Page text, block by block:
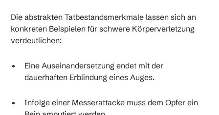
Die abstrakten Tatbestandsmerkmale lassen sich an
konkreten Beispielen für schwere Körperverletzung
verdeutlichen:
Eine Auseinandersetzung endet mit der
dauerhaften Erblindung eines Auges.
Infolge einer Messerattacke muss dem Opfer ein